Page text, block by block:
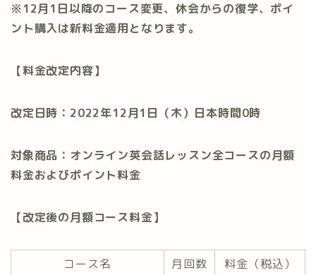
※12月1日以降のコース変更、休会からの復学、ポイ
ント購入は新料金適用となります。
【料金改定内容】
改定日時：2022年12月1日（木）日本時間0時
対象商品：オンライン英会話レッスン全コースの月額
料金およびポイント料金
【改定後の月額コース料金】
コース名 月回数
料金（税込）